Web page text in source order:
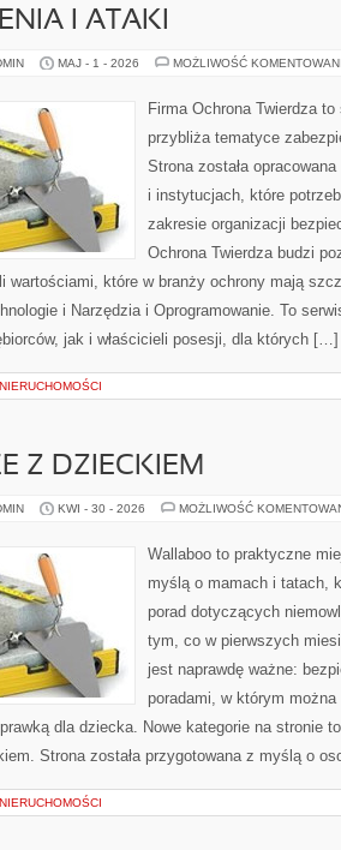
I ATAKI
MAJ - 1 - 2026 MOŻLIWOŚĆ
Firma Ochrona Twierdza
przybliża tematyce
Strona została
i instytucjach, które
zakresie organizacji
Ochrona Twierdza budzi
wartościami, które w branży ochrony mają
i Narzędzia i Oprogramowanie. To
jak i właścicieli posesji, dla których […]
NIERUCHOMOŚCI
Z DZIECKIEM
KWI - 30 - 2026 MOŻLIWOŚĆ
Wallaboo to praktyczne
myślą o mamach i tatach,
porad dotyczących
tym, co w pierwszych
jest naprawdę ważne:
poradami, w którym
dla dziecka. Nowe kategorie na stronie
Strona została przygotowana z myślą o
NIERUCHOMOŚCI